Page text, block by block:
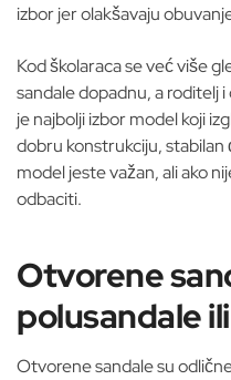
izbor jer olakšavaju
Kod školaraca se već više
sandale dopadnu, a roditelj
je najbolji izbor model koji
dobru konstrukciju,
model jeste važan, ali ako
odbaciti.
Otvorene
polusandale
Otvorene sandale su